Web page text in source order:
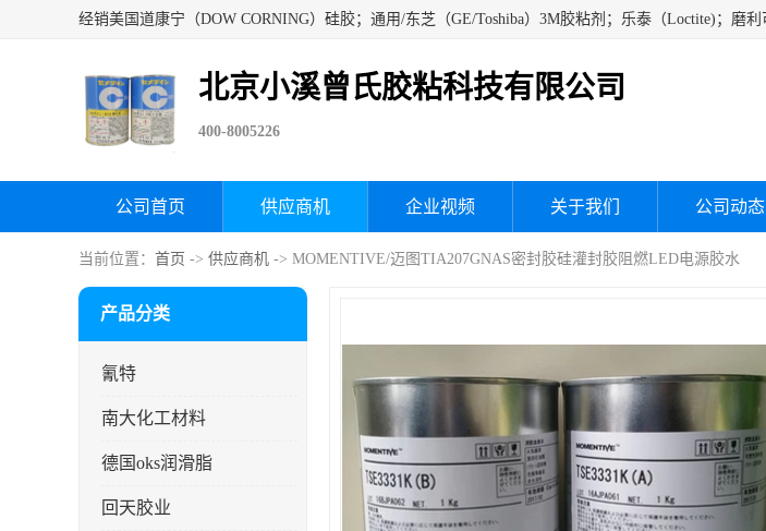
北京小溪曾氏胶粘科技有限公司
400-8005226
公司首页 供应商机 企业视频 关于我们 公司动态
当前位置： 首页 -> 供应商机 -> MOMENTIVE/迈图TIA207GNAS密封胶硅灌封胶阻燃LED电源胶水
产品分类
氰特
南大化工材料
德国oks润滑脂
回天胶业